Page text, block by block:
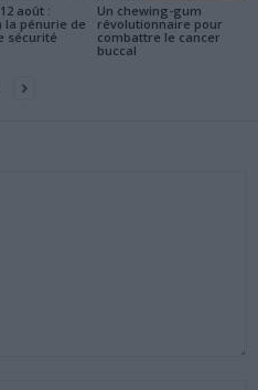
août :
la pénurie de
sécurité
Un chewing-gum
révolutionnaire pour
combattre le cancer
buccal